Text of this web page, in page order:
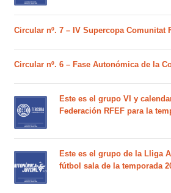
Circular nº. 7 – IV Supercopa Comunitat
Circular nº. 6 – Fase Autonómica de la
Este es el grupo VI y
Federación RFEF para la
Este es el grupo de la Lliga
fútbol sala de la temporada